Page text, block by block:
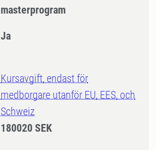
masterprogram
Ja
Kursavgift, endast för
medborgare utanför EU, EES, och
Schweiz
180020 SEK